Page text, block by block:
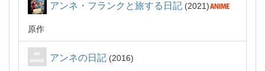
アンネ・フランクと旅する日記 2021
原作
アンネの日記 2016